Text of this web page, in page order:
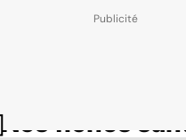
Nos fiches